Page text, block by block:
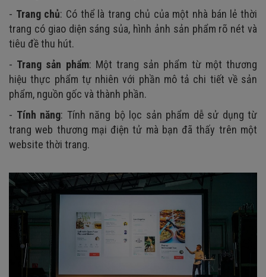
- Trang chủ: Có thể là trang chủ của một nhà bán lẻ thời
trang có giao diện sáng sủa, hình ảnh sản phẩm rõ nét và
tiêu đề thu hút.
- Trang sản phẩm: Một trang sản phẩm từ một thương
hiệu thực phẩm tự nhiên với phần mô tả chi tiết về sản
phẩm, nguồn gốc và thành phần.
- Tính năng: Tính năng bộ lọc sản phẩm dễ sử dụng từ
trang web thương mại điện tử mà bạn đã thấy trên một
website thời trang.